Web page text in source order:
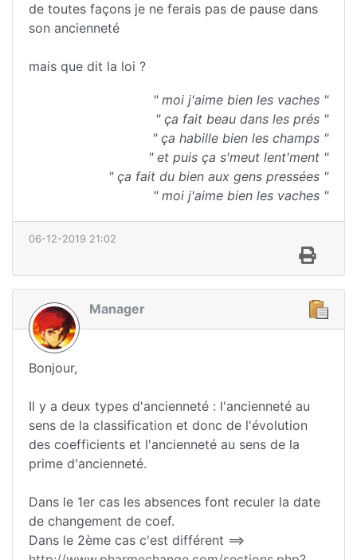
de toutes façons je ne ferais pas de pause dans
son ancienneté
mais que dit la loi ?
" moi j'aime bien les vaches "
" ça fait beau dans les prés "
" ça habille bien les champs "
" et puis ça s'meut lent'ment "
" ça fait du bien aux gens pressées "
" moi j'aime bien les vaches "
06-12-2019 21:02
Manager
Bonjour,
Il y a deux types d'ancienneté : l'ancienneté au
sens de la classification et donc de l'évolution
des coefficients et l'ancienneté au sens de la
prime d'ancienneté.
Dans le 1er cas les absences font reculer la date
de changement de coef.
Dans le 2ème cas c'est différent ==>